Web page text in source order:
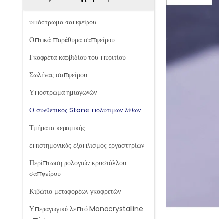
υπόστρωμα σαπφείρου
Οπτικά παράθυρα σαπφείρου
Γκοφρέτα καρβιδίου του πυριτίου
Σωλήνας σαπφείρου
Υπόστρωμα ημιαγωγών
Ο συνθετικός Stone πολύτιμων λίθων
Τμήματα κεραμικής
επιστημονικός εξοπλισμός εργαστηρίων
Περίπτωση ρολογιών κρυστάλλου
σαπφείρου
Κιβώτιο μεταφορέων γκοφρετών
Υπεραγωγικό λεπτό Monocrystalline